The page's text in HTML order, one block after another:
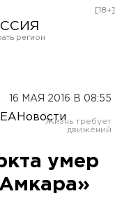
[18+]
16 МАЯ 2016 В 08:55
ЕАНовости
умер